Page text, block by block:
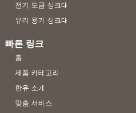
전기 도금 싱크대
유리 용기 싱크대
빠른 링크
홈
제품 카테고리
한유 소개
맞춤 서비스